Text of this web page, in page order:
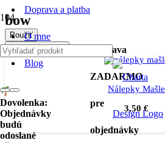
Doprava a platba
O mne
Blog
Doprava
ZADARMO
pre
objednávky
Dovolenka:
Objednávky
budú
odoslané
bow
Použiť
Filter produktov
Nálepky Mašle
3,50€